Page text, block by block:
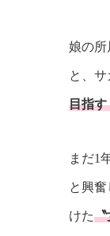
娘の所
と、
目指す
まだ1
と興
けた〝